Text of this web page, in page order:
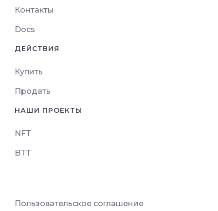
Контакты
Docs
ДЕЙСТВИЯ
Купить
Продать
НАШИ ПРОЕКТЫ
NFT
BTT
Пользовательское соглашение